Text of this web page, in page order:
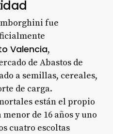
fue
Valencia,
de Abastos de
a semillas, cereales,
de carga.
están el propio
de 16 años y uno
cuatro escoltas